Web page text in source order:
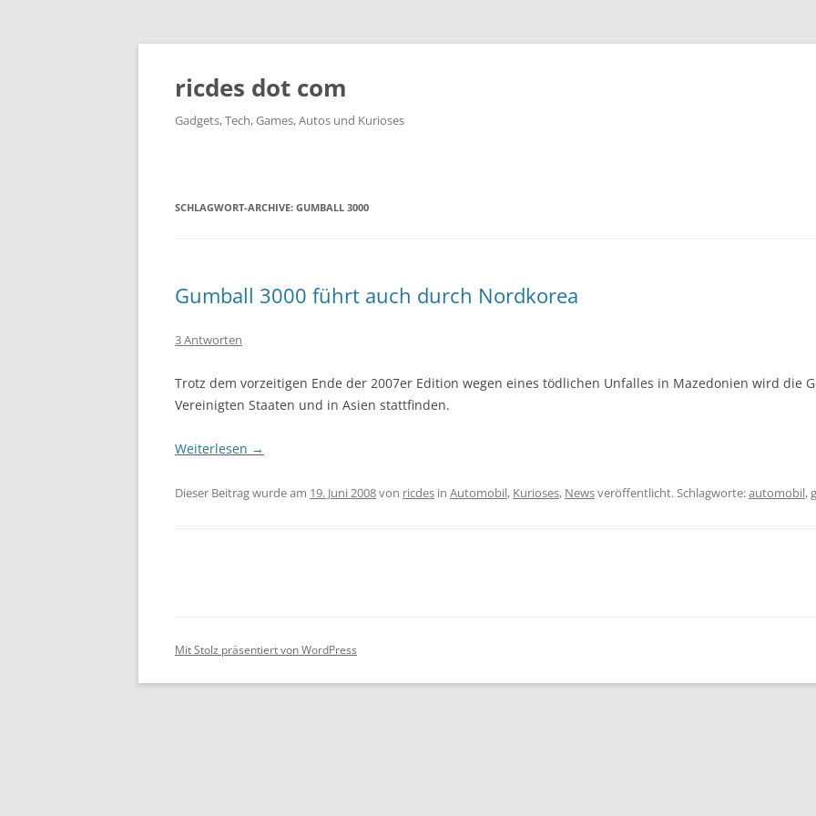
ricdes dot com
Gadgets, Tech, Games, Autos und Kurioses
SCHLAGWORT-ARCHIVE: GUMBALL 3000
Gumball 3000 führt auch durch Nordkorea
3 Antworten
Trotz dem vorzeitigen Ende der 2007er Edition wegen eines tödlichen Unfalles in Mazedonien wird die
Vereinigten Staaten und in Asien stattfinden.
Weiterlesen →
Dieser Beitrag wurde am 19. Juni 2008von ricdes in Automobil, Kurioses, Newsveröffentlicht. Schlagworte:automobil,
Mit Stolz präsentiert von WordPress